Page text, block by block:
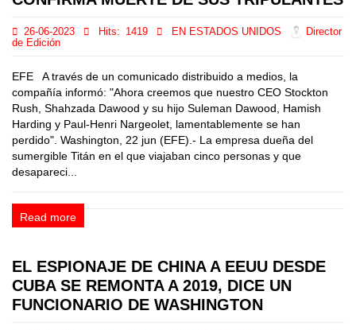
26-06-2023 Hits: 1419 EN ESTADOS UNIDOS
Director
de Edición
EFE A través de un comunicado distribuido a medios, la
compañía informó: "Ahora creemos que nuestro CEO Stockton
Rush, Shahzada Dawood y su hijo Suleman Dawood, Hamish
Harding y Paul-Henri Nargeolet, lamentablemente se han
perdido". Washington, 22 jun (EFE).- La empresa dueña del
sumergible Titán en el que viajaban cinco personas y que
desapareci...
Read more
EL ESPIONAJE DE CHINA A EEUU DESDE
CUBA SE REMONTA A 2019, DICE UN
FUNCIONARIO DE WASHINGTON